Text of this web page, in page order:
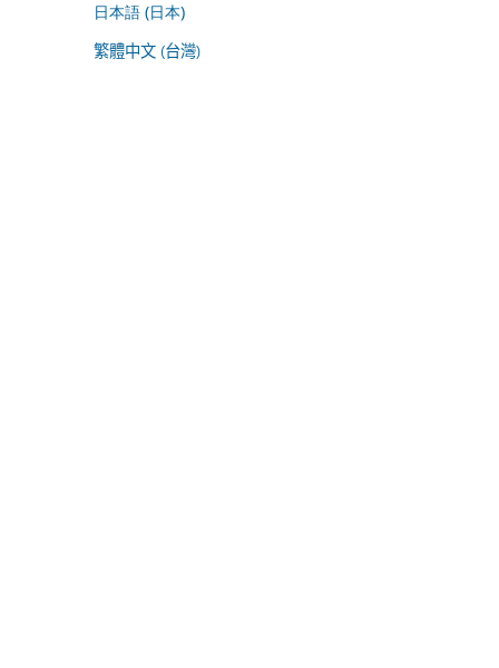
日本語 (日本)
繁體中文 (台灣)